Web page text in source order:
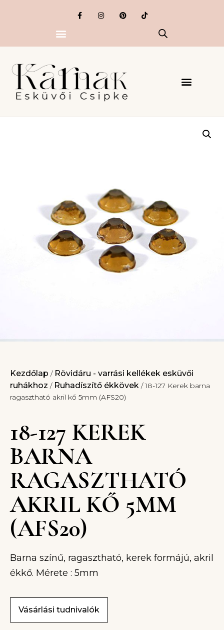
Kezdőlap / Rövidáru - varrási kellékek esküvői
ruhákhoz / Ruhadíszítő ékkövek / 18-127 Kerek barna
ragasztható akril kő 5mm (AFS20)
18-127 KEREK
BARNA
RAGASZTHATÓ
AKRIL KŐ 5MM
(AFS20)
Barna színű, ragasztható, kerek formájú, akril
ékkő. Mérete : 5mm
Vásárlási tudnivalók